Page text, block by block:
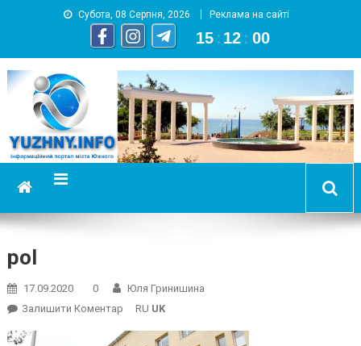
Субота, 08 Серпня, 2026 Реклама на сайті
15 : 12 : 01
YUZHNY.INFO
информационный портал города Южный
pol
17.09.2020 0
Юля Гринишина
Залишити КоментарOn RU UK